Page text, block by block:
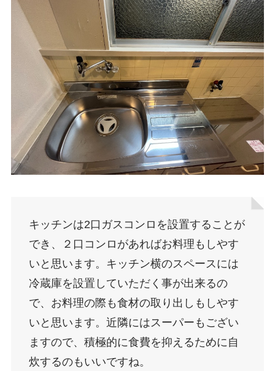
キッチンは2口ガスコンロを設置することが
でき、２口コンロがあればお料理もしやす
いと思います。キッチン横のスペースには
冷蔵庫を設置していただく事が出来るの
で、お料理の際も食材の取り出しもしやす
いと思います。近隣にはスーパーもござい
ますので、積極的に食費を抑えるために自
炊するのもいいですね。